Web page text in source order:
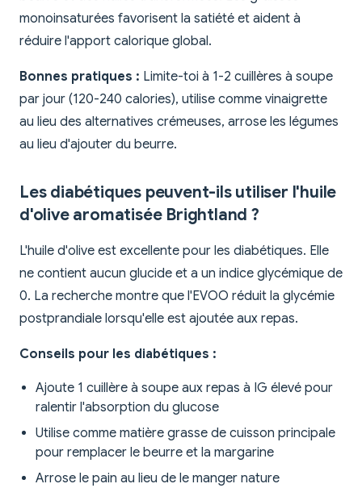
monoinsaturées favorisent la satiété et aident à
réduire l'apport calorique global.
Bonnes pratiques : Limite-toi à 1-2 cuillères à soupe
par jour (120-240 calories), utilise comme vinaigrette
au lieu des alternatives crémeuses, arrose les légumes
au lieu d'ajouter du beurre.
Les diabétiques peuvent-ils utiliser l'huile
d'olive aromatisée Brightland ?
L'huile d'olive est excellente pour les diabétiques. Elle
ne contient aucun glucide et a un indice glycémique de
0. La recherche montre que l'EVOO réduit la glycémie
postprandiale lorsqu'elle est ajoutée aux repas.
Conseils pour les diabétiques :
Ajoute 1 cuillère à soupe aux repas à IG élevé pour
ralentir l'absorption du glucose
Utilise comme matière grasse de cuisson principale
pour remplacer le beurre et la margarine
Arrose le pain au lieu de le manger nature